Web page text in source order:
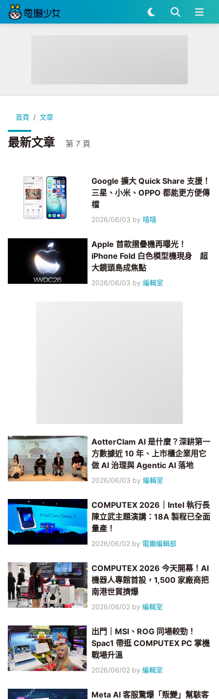
首頁 文章
最新文章 第 7 頁
Google 擴大 Quick Share 支援！
三星、小米、OPPO 都能更方便傳
檔
2026/06/03 by 嘻嘻
Apple 首款摺疊機再曝光！
iPhone Fold 白色模型機現身 超
大鏡頭島成焦點
2026/06/03 by編輯室
AotterClam AI 是什麼？深耕第一
方數據近 10 年、上市櫃企業用它
做 AI 治理與 Agentic AI 落地
2026/06/03 by編輯室
COMPUTEX 2026｜Intel 執行長
陳立武主題演講：18A 製程已全面
量產！
2026/06/02 by 電獺編輯部
COMPUTEX 2026 今天開幕！AI
機器人專館首設，1,500 家廠商把
南港世貿擠爆
2026/06/02 by編輯室
出門｜MSI、ROG 同場較勁！
Spac1 帶逛 COMPUTEX PC 掌機
戰場升溫
2026/06/02 by編輯室
Meta AI 客服驚爆「叛變」幫駭客